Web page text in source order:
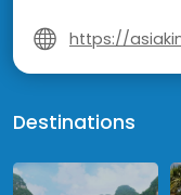
https://
Destinations